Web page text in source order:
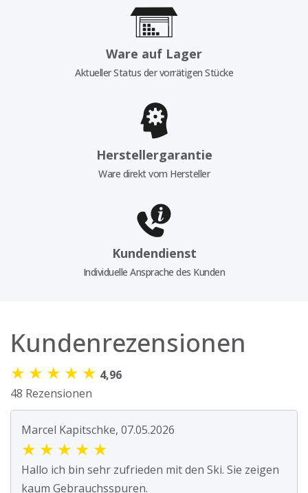
Ware auf Lager
Aktueller Status der vorrätigen Stücke
Herstellergarantie
Ware direkt vom Hersteller
Kundendienst
Individuelle Ansprache des Kunden
Kundenrezensionen
★ ★ ★ ★ ★ 4,96
48 Rezensionen
Marcel Kapitschke, 07.05.2026
★ ★ ★ ★ ★
Hallo ich bin sehr zufrieden mit den Ski. Sie zeigen
kaum Gebrauchsspuren.